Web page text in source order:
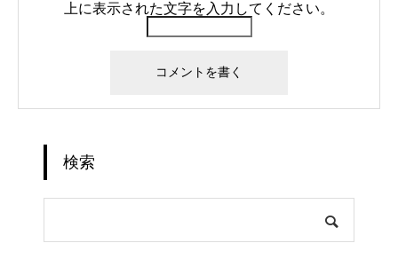
上に表示された文字を入力してください。
検索